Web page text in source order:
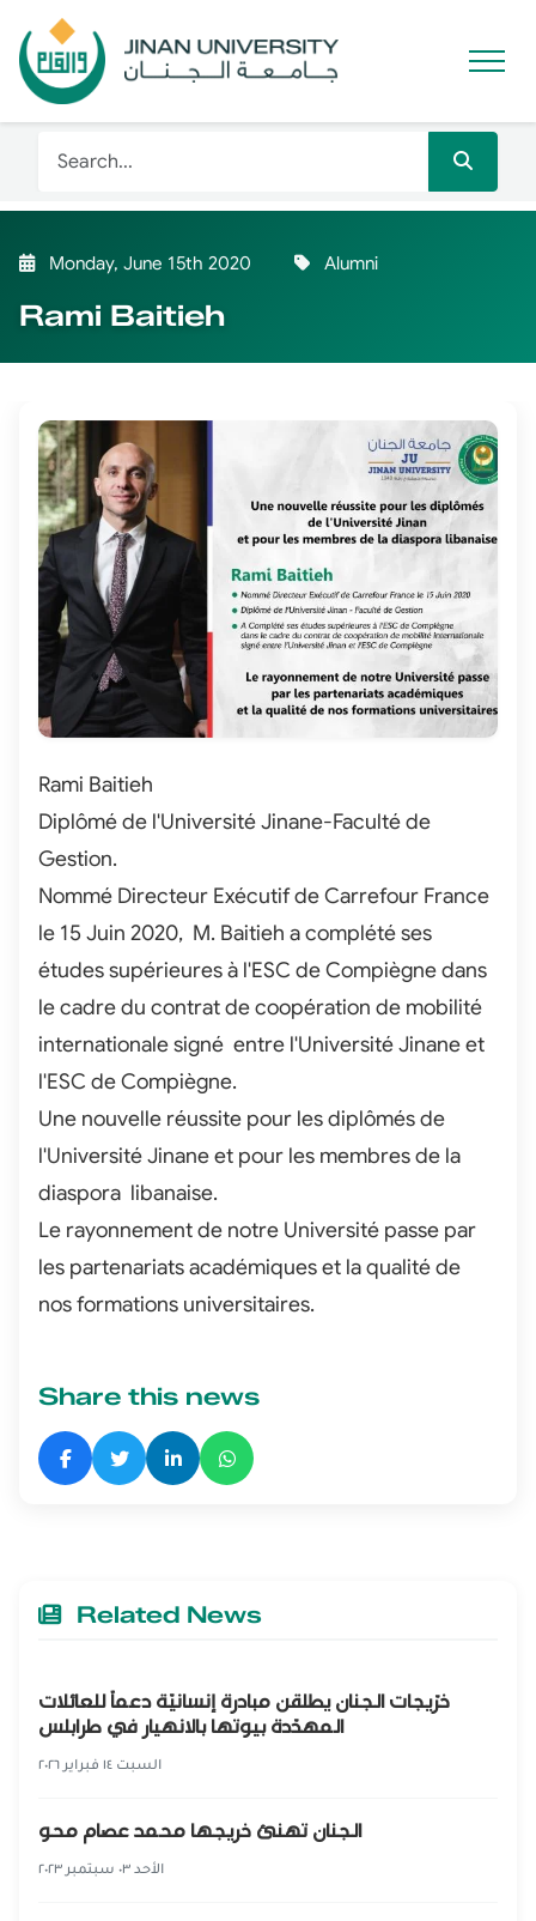
Monday, June 15th 2020 Alumni
Rami Baitieh
Rami Baitieh
Diplômé de l'Université Jinane-Faculté de
Gestion.
Nommé Directeur Exécutif de Carrefour France
le 15 Juin 2020, M. Baitieh a complété ses
études supérieures à l'ESC de Compiègne dans
le cadre du contrat de coopération de mobilité
internationale signé entre l'Université Jinane et
l'ESC de Compiègne.
Une nouvelle réussite pour les diplômés de
l'Université Jinane et pour les membres de la
diaspora libanaise.
Le rayonnement de notre Université passe par
les partenariats académiques et la qualité de
nos formations universitaires.
Share this news
Related News
خرّيجات الجنان يطلقن مبادرة إنسانيّة دعماً للعائلات
المهدّدة بيوتها بالانهيار في طرابلس
السبت ١٤ فبراير ٢٠٢٦
الجنان تهنئ خريجها محمد عصام محو
الأحد ٠٣ سبتمبر ٢٠٢٣